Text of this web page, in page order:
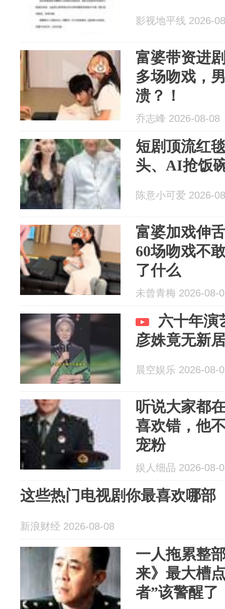
影视地平线 2026-
富婆带资进
多场吻戏，
溃？！
乔志峰 2026-08-08
短剧顶流红
头、AI抢饭
陈意小可爱 2026-
富婆加戏伸
60场吻戏不
了什么
未曾青梅 2026-08-
六十年演
彦姝竟无新
晨空娱乐 2026-08-
听说大家都
喜欢错，他
宠粉
娱人细品 2026-08-
这些热门电视剧你最喜欢哪部
新浪财经 2026-08-08
一人拖累整
来》最大槽
者”该警醒了